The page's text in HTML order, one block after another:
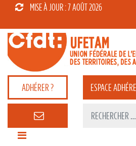
MISE À JOUR : 7 AOÛT 2026
ADHÉRER ? ESPACE